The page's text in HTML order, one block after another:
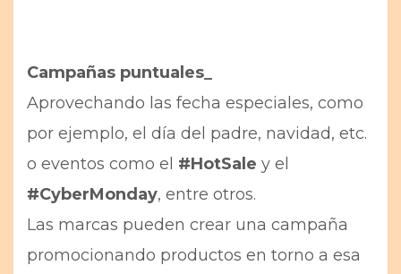
Campañas puntuales_
Aprovechando las fecha especiales, como
por ejemplo, el día del padre, navidad, etc.
o eventos como el #HotSale y el
#CyberMonday, entre otros.
Las marcas pueden crear una campaña
promocionando productos en torno a esa